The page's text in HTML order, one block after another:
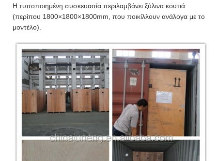
Η τυποποιημένη συσκευασία περιλαμβάνει ξύλινα κουτιά
(περίπου 1800×1800×1800mm, που ποικίλλουν ανάλογα με το
μοντέλο).